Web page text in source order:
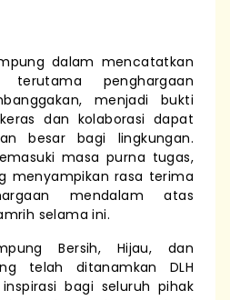
dalam mencatatkan
terutama penghargaan
menjadi bukti
dan kolaborasi dapat
besar bagi lingkungan.
masa purna tugas,
menyampikan rasa terima
mendalam atas
selama ini.
Bersih, Hijau, dan
telah ditanamkan DLH
bagi seluruh pihak